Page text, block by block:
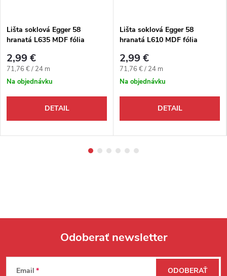
Lišta soklová Egger 58
hranatá L635 MDF fólia
2,99 €
Jednotková cena:
71,76 € / 24 m
Na objednávku
DETAIL
Lišta soklová Egger 58
hranatá L610 MDF fólia
2,99 €
Jednotková cena:
71,76 € / 24 m
Na objednávku
DETAIL
Zápätie
Odoberať newsletter
Email ODOBERAŤ